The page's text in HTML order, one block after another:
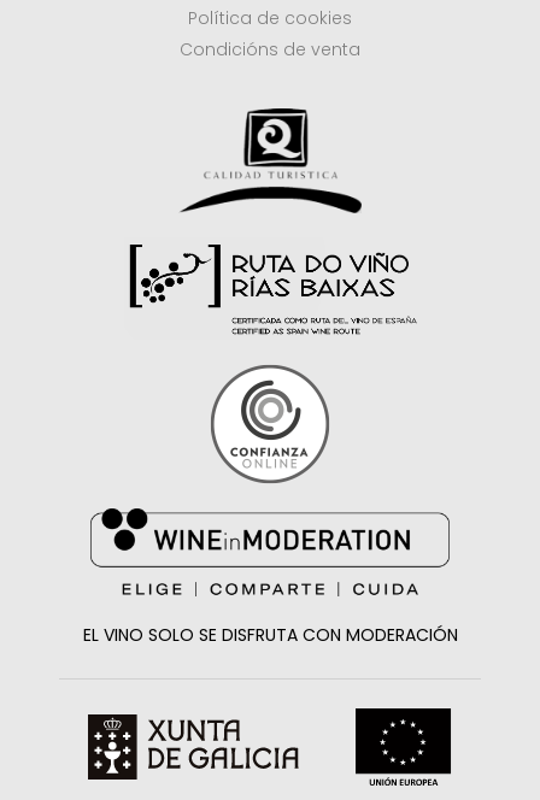
Política de cookies
Condicións de venta
EL VINO SOLO SE DISFRUTA CON MODERACIÓN